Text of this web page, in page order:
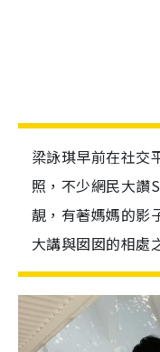
梁詠琪早前在社交
照，不少網民大讚
靚，有著媽媽的影
大講與囡囡的相處